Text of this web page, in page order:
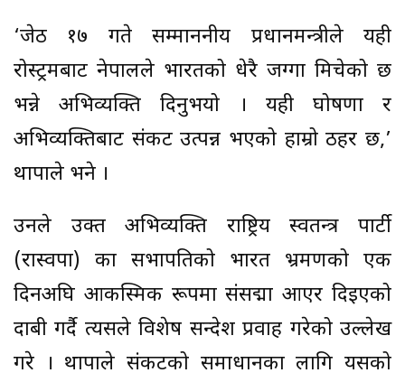
‘जेठ १७ गते सम्माननीय प्रधानमन्त्रीले यही
रोस्ट्रमबाट नेपालले भारतको धेरै जग्गा मिचेको छ
भन्ने अभिव्यक्ति दिनुभयो । यही घोषणा र
अभिव्यक्तिबाट संकट उत्पन्न भएको हाम्रो ठहर छ,’
थापाले भने ।
उनले उक्त अभिव्यक्ति राष्ट्रिय स्वतन्त्र पार्टी
(रास्वपा) का सभापतिको भारत भ्रमणको एक
दिनअघि आकस्मिक रूपमा संसद्मा आएर दिइएको
दाबी गर्दै त्यसले विशेष सन्देश प्रवाह गरेको उल्लेख
गरे । थापाले संकटको समाधानका लागि यसको